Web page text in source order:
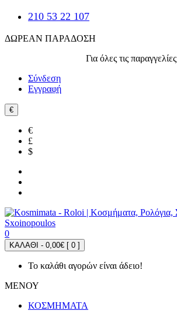
210 53 22 107
ΔΩΡΕΑΝ ΠΑΡΑΔΟΣΗ
Για όλες τις παραγγελίες
Σύνδεση
Εγγραφή
€
€
£
$
0
ΚΑΛΑΘΙ - 0,00€ [ 0 ]
Το καλάθι αγορών είναι άδειο!
ΜΕΝΟΥ
ΚΟΣΜΗΜΑΤΑ